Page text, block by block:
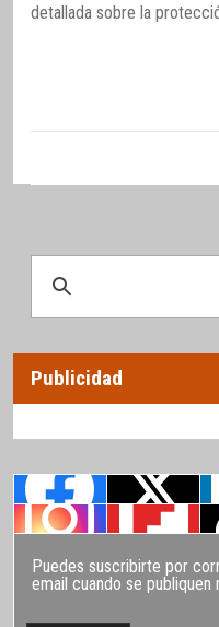
detallada sobre la
Publicidad
Puedes suscribirte por
email cuando se publiquen